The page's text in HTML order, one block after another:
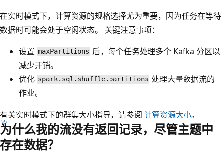
在实时模式下，计算资源的规格选择尤为重要，因为任务在等待
数据时可能会处于空闲状态。 关键注意事项：
设置 maxPartitions 后，每个任务处理多个 Kafka 分区以
减少开销。
优化 spark.sql.shuffle.partitions 处理大量数据流的
作业。
有关实时模式下的群集大小指导，请参阅 计算资源大小。
为什么我的流没有返回记录，尽管主题中
存在数据？